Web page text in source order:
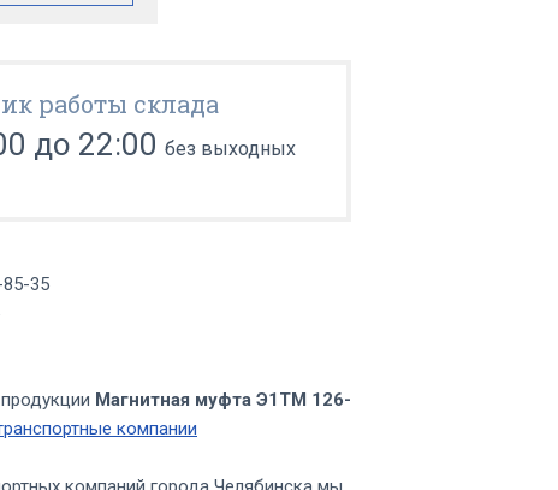
работы склада
до 22:00 без выходных
35
Магнитная муфта Э1ТМ 126-
компании